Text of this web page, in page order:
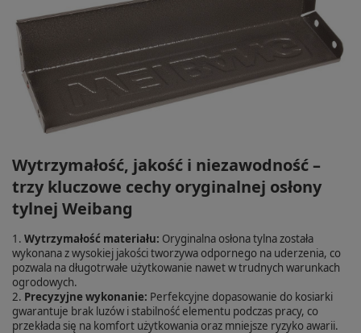
Wytrzymałość, jakość i niezawodność –
trzy kluczowe cechy oryginalnej osłony
tylnej Weibang
1. Wytrzymałość materiału: Oryginalna osłona tylna została
wykonana z wysokiej jakości tworzywa odpornego na uderzenia, co
pozwala na długotrwałe użytkowanie nawet w trudnych warunkach
ogrodowych.
2. Precyzyjne wykonanie: Perfekcyjne dopasowanie do kosiarki
gwarantuje brak luzów i stabilność elementu podczas pracy, co
przekłada się na komfort użytkowania oraz mniejsze ryzyko awarii.